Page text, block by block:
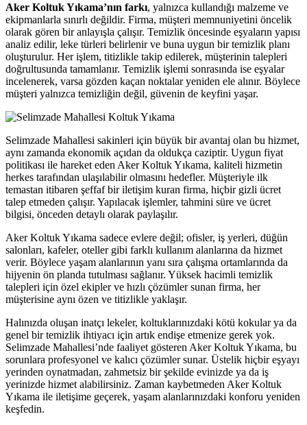
link shortener
Aker Koltuk Yıkama’nın farkı, yalnızca kullandığı malzeme ve
ekipmanlarla sınırlı değildir. Firma, müşteri memnuniyetini öncelik
olarak gören bir anlayışla çalışır. Temizlik öncesinde eşyaların yapısı
analiz edilir, leke türleri belirlenir ve buna uygun bir temizlik planı
oluşturulur. Her işlem, titizlikle takip edilerek, müşterinin talepleri
doğrultusunda tamamlanır. Temizlik işlemi sonrasında ise eşyalar
incelenerek, varsa gözden kaçan noktalar yeniden ele alınır. Böylece
müşteri yalnızca temizliğin değil, güvenin de keyfini yaşar.
Selimzade Mahallesi sakinleri için büyük bir avantaj olan bu hizmet,
aynı zamanda ekonomik açıdan da oldukça caziptir. Uygun fiyat
politikası ile hareket eden Aker Koltuk Yıkama, kaliteli hizmetin
herkes tarafından ulaşılabilir olmasını hedefler. Müşteriyle ilk
temastan itibaren şeffaf bir iletişim kuran firma, hiçbir gizli ücret
talep etmeden çalışır. Yapılacak işlemler, tahmini süre ve ücret
bilgisi, önceden detaylı olarak paylaşılır.
Aker Koltuk Yıkama sadece evlere değil; ofisler, iş yerleri, düğün
salonları, kafeler, oteller gibi farklı kullanım alanlarına da hizmet
verir. Böylece yaşam alanlarının yanı sıra çalışma ortamlarında da
hijyenin ön planda tutulması sağlanır. Yüksek hacimli temizlik
talepleri için özel ekipler ve hızlı çözümler sunan firma, her
müşterisine aynı özen ve titizlikle yaklaşır.
Halınızda oluşan inatçı lekeler, koltuklarınızdaki kötü kokular ya da
genel bir temizlik ihtiyacı için artık endişe etmenize gerek yok.
Selimzade Mahallesi’nde faaliyet gösteren Aker Koltuk Yıkama, bu
sorunlara profesyonel ve kalıcı çözümler sunar. Üstelik hiçbir eşyayı
yerinden oynatmadan, zahmetsiz bir şekilde evinizde ya da iş
yerinizde hizmet alabilirsiniz. Zaman kaybetmeden Aker Koltuk
Yıkama ile iletişime geçerek, yaşam alanlarınızdaki konforu yeniden
keşfedin.